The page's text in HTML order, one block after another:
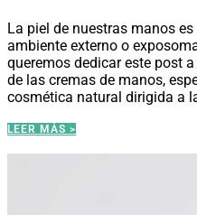
La piel de nuestras manos
ambiente externo o
queremos dedicar este post
de las cremas de manos,
cosmética natural dirigida a
LEER MÁS >